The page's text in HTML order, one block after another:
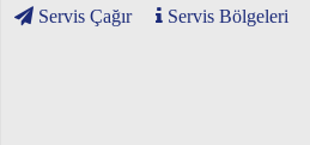
Servis Çağır Servis Bölgeleri